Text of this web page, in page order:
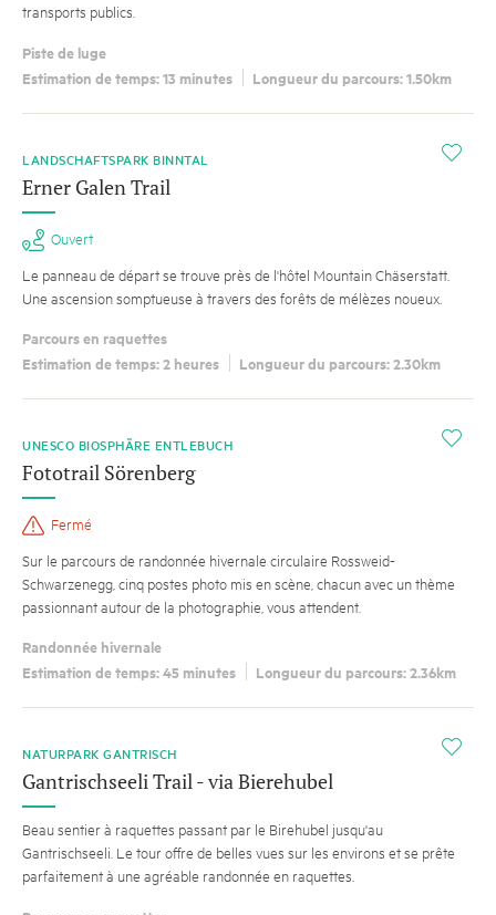
transports publics.
Piste de luge
Estimation de temps: 13 minutes
Longueur du parcours: 1.50km
i
LANDSCHAFTSPARK BINNTAL
Erner Galen Trail
Ouvert
Le panneau de départ se trouve près de l'hôtel Mountain Chäserstatt.
Une ascension somptueuse à travers des forêts de mélèzes noueux.
Parcours en raquettes
Estimation de temps: 2 heures
Longueur du parcours: 2.30km
i
UNESCO BIOSPHÄRE ENTLEBUCH
Fototrail Sörenberg
Fermé
Sur le parcours de randonnée hivernale circulaire Rossweid-
Schwarzenegg, cinq postes photo mis en scène, chacun avec un thème
passionnant autour de la photographie, vous attendent.
Randonnée hivernale
Estimation de temps: 45 minutes
Longueur du parcours: 2.36km
i
NATURPARK GANTRISCH
Gantrischseeli Trail - via Bierehubel
Beau sentier à raquettes passant par le Birehubel jusqu'au
Gantrischseeli. Le tour offre de belles vues sur les environs et se prête
parfaitement à une agréable randonnée en raquettes.